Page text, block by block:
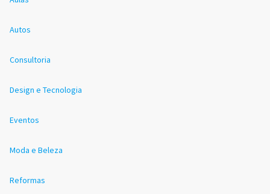
Autos
Consultoria
Design e Tecnologia
Eventos
Moda e Beleza
Reformas